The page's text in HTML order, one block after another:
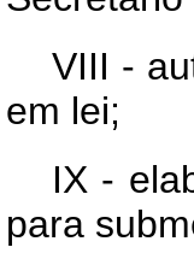
VIII -
em lei;
IX -
para